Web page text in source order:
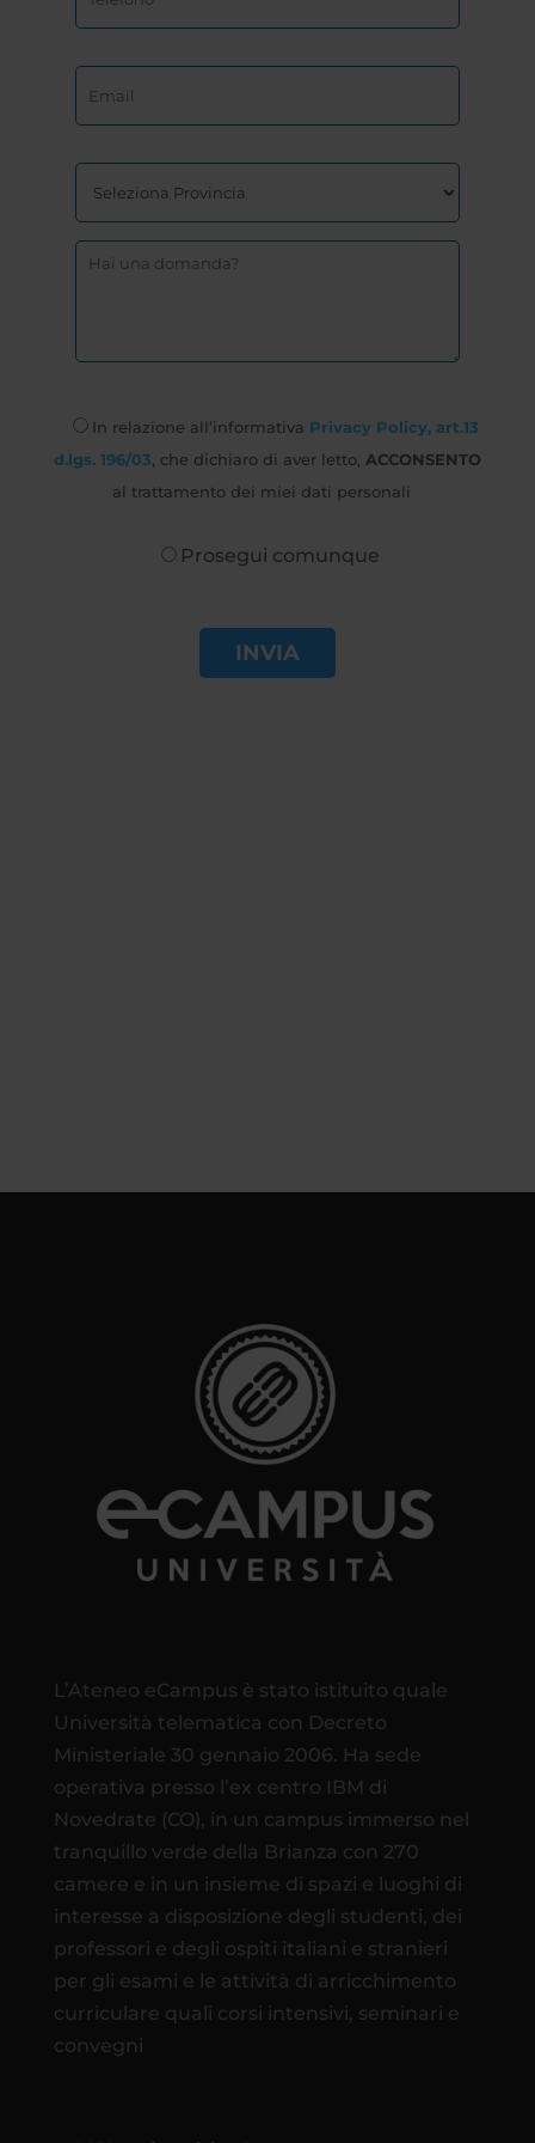
In relazione all’informativa Privacy Policy, art.13
d.lgs. 196/03 , che dichiaro di aver letto, ACCONSENTO
al trattamento dei miei dati personali
Prosegui comunque
L’Ateneo eCampus è stato istituito quale
Università telematica con Decreto
Ministeriale 30 gennaio 2006. Ha sede
operativa presso l’ex centro IBM di
Novedrate (CO), in un campus immerso nel
tranquillo verde della Brianza con 270
camere e in un insieme di spazi e luoghi di
interesse a disposizione degli studenti, dei
professori e degli ospiti italiani e stranieri
per gli esami e le attività di arricchimento
curriculare quali corsi intensivi, seminari e
convegni